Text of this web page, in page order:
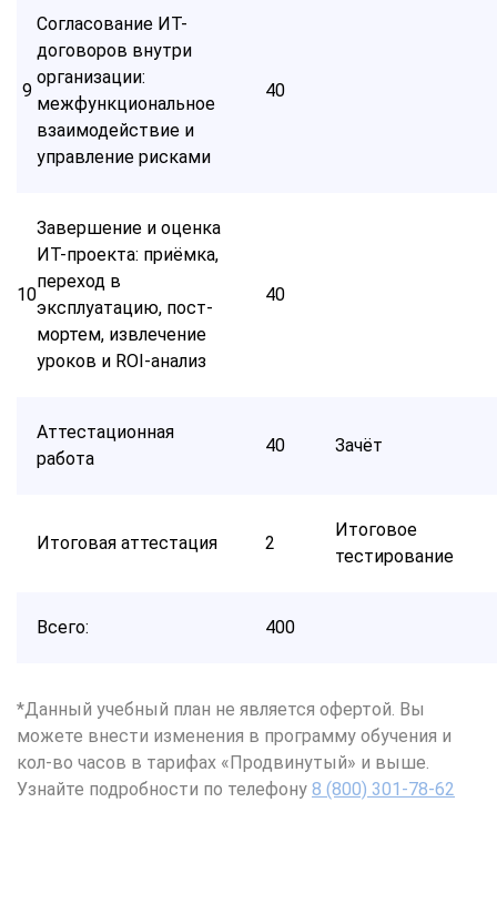
9
Согласование ИТ-
договоров внутри
организации:
межфункциональное
взаимодействие и
управление рисками
40
10
Завершение и оценка
ИТ-проекта: приёмка,
переход в
эксплуатацию, пост-
мортем, извлечение
уроков и ROI-анализ
40
Аттестационная
работа
40 Зачёт
Итоговая аттестация 2
Итоговое
тестирование
Всего: 400
*Данный учебный план не является офертой. Вы
можете внести изменения в программу обучения и
кол-во часов в тарифах «Продвинутый» и выше.
Узнайте подробности по телефону 8 (800) 301-78-62